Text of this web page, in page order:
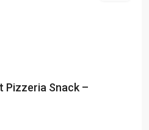
Pizzeria Snack –